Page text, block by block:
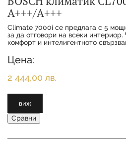
А+++/А+++
Climate 7000i се предлага с 5
за да отговори на всеки интериор.
комфорт и интелигентното
Цена:
2 444,00 лв.
виж
Сравни